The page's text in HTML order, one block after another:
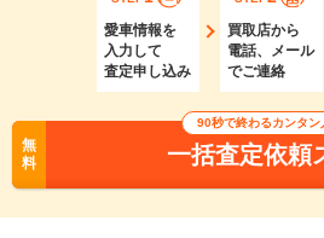
愛車情報を
入力して
査定申し込み
買取店から
電話、メール
でご連絡
無
料
90秒で終わるカンタン
一括査定依頼